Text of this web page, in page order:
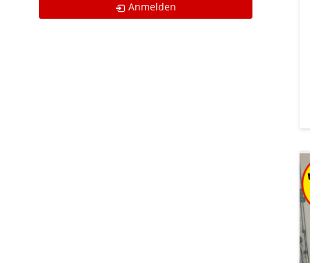
Anmelden